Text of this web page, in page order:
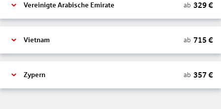
Vereinigte Arabische Emirate ab 329€
Vietnam ab 715 €
Zypern ab 357 €